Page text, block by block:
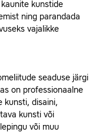
kunstide
ning parandada
vajalikke
seaduse järgi
on professionaalne
kunsti, disaini,
kunsti või
või muu